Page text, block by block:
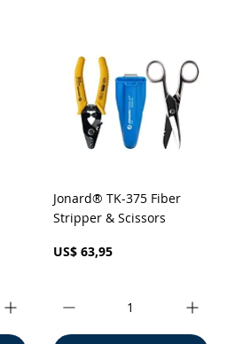
Visualização rápida
Jonard® TK-375 Fiber
Stripper & Scissors
Preço
US$ 63,95